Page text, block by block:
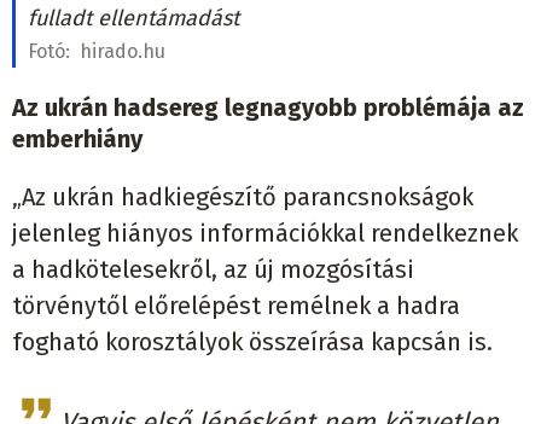
fulladt ellentámadást
Fotó: hirado.hu
Az ukrán hadsereg legnagyobb problémája az
emberhiány
„Az ukrán hadkiegészítő parancsnokságok
jelenleg hiányos információkkal rendelkeznek
a hadkötelesekről, az új mozgósítási
törvénytől előrelépést remélnek a hadra
fogható korosztályok összeírása kapcsán is.